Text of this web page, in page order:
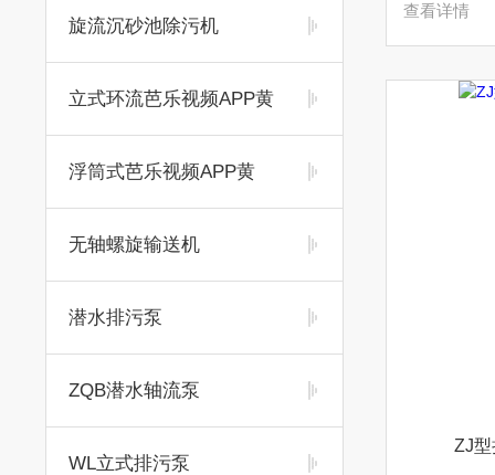
旋流沉砂池除污机
立式环流芭乐视频APP黄
浮筒式芭乐视频APP黄
无轴螺旋输送机
潜水排污泵
ZQB潜水轴流泵
WL立式排污泵
查看详情
ZJ